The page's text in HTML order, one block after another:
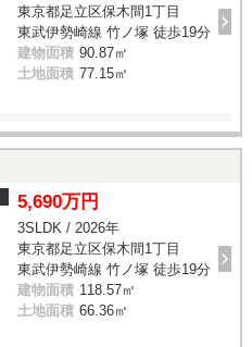
東京都足立区保木間1丁目
東武伊勢崎線 竹ノ塚 徒歩19分
建物面積 90.87㎡
土地面積 77.15㎡
5,690万円
3SLDK / 2026年
東京都足立区保木間1丁目
東武伊勢崎線 竹ノ塚 徒歩19分
建物面積 118.57㎡
土地面積 66.36㎡